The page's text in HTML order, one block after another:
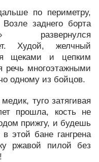
по периметру,
заднего борта
развернулся
Худой, желчный
щеками и цепким
речь многоэтажными
одному из бойцов.
туго затягивая
прошла, кость не
прижгу, и будешь
этой бане гангрена
ржавой пилой без